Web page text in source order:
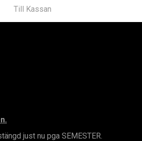
Till Kassan
just nu pga SEMESTER.